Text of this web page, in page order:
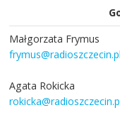
Małgorzata Frymus
frymus@radioszczecin.pl
Agata Rokicka